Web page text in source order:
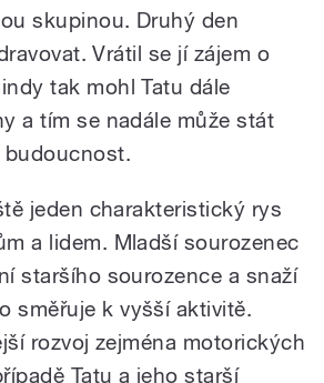
skupinou. Druhý den
Vrátil se jí zájem o
tak mohl Tatu dále
a tím se nadále může stát
budoucnost.
jeden charakteristický rys
a lidem. Mladší sourozenec
staršího sourozence a snaží
směřuje k vyšší aktivitě.
rozvoj zejména motorických
Tatu a jeho starší